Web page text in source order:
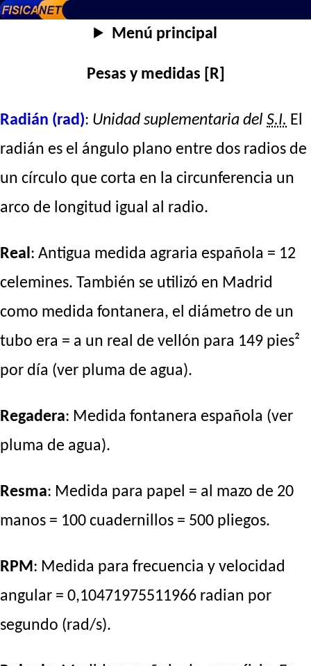
Menú principal
Pesas y medidas [R]
Radián (rad): Unidad suplementaria del S.I. El
radián es el ángulo plano entre dos radios de
un círculo que corta en la circunferencia un
arco de longitud igual al radio.
Real: Antigua medida agraria española = 12
celemines. También se utilizó en Madrid
como medida fontanera, el diámetro de un
tubo era = a un real de vellón para 149 pies²
por día (ver pluma de agua).
Regadera: Medida fontanera española (ver
pluma de agua).
Resma: Medida para papel = al mazo de 20
manos = 100 cuadernillos = 500 pliegos.
RPM: Medida para frecuencia y velocidad
angular = 0,10471975511966 radian por
segundo (rad/s).